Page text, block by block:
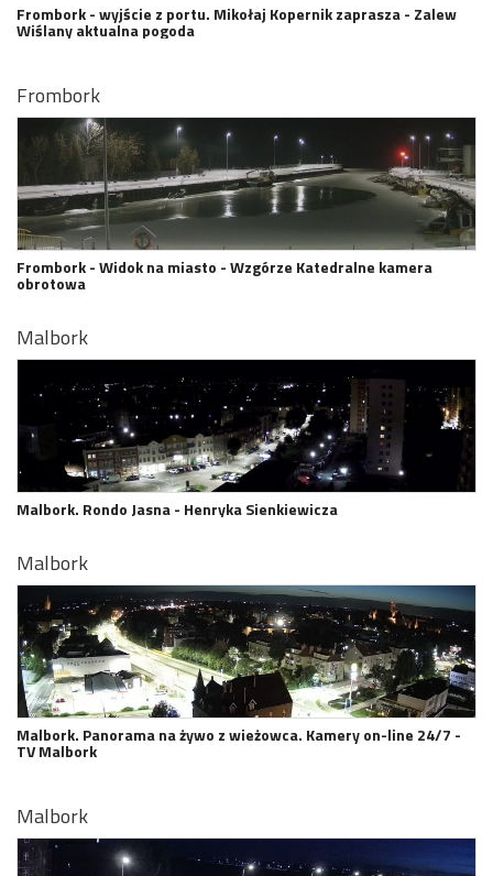
Frombork - wyjście z portu. Mikołaj Kopernik zaprasza - Zalew
Wiślany aktualna pogoda
Frombork
Frombork - Widok na miasto - Wzgórze Katedralne kamera
obrotowa
Malbork
Malbork. Rondo Jasna - Henryka Sienkiewicza
Malbork
Malbork. Panorama na żywo z wieżowca. Kamery on-line 24/7 -
TV Malbork
Malbork